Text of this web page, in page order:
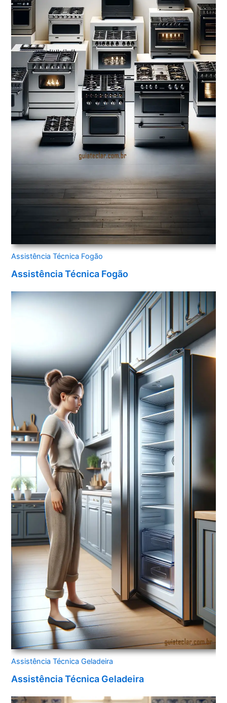
Assistência Técnica Fogão
Assistência Técnica Fogão
Assistência Técnica Geladeira
Assistência Técnica Geladeira